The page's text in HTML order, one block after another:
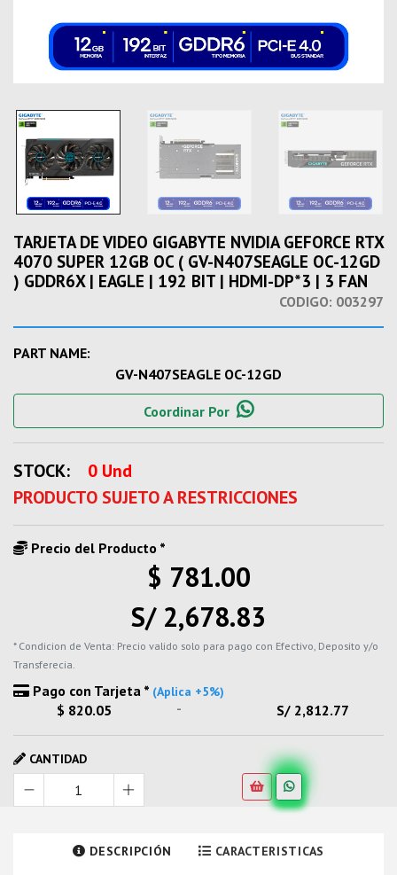
TARJETA DE VIDEO GIGABYTE NVIDIA GEFORCE RTX
4070 SUPER 12GB OC ( GV-N407SEAGLE OC-12GD
) GDDR6X | EAGLE | 192 BIT | HDMI-DP*3 | 3 FAN
CODIGO: 003297
PART NAME:
GV-N407SEAGLE OC-12GD
Coordinar Por
STOCK:
0 Und
PRODUCTO SUJETO A RESTRICCIONES
Precio del Producto *
$ 781.00
S/ 2,678.83
* Condicion de Venta: Precio valido solo para pago con Efectivo, Deposito y/o
Transferecia.
Pago con Tarjeta * (Aplica +5%)
$ 820.05 - S/ 2,812.77
CANTIDAD
DESCRIPCIÓN CARACTERISTICAS